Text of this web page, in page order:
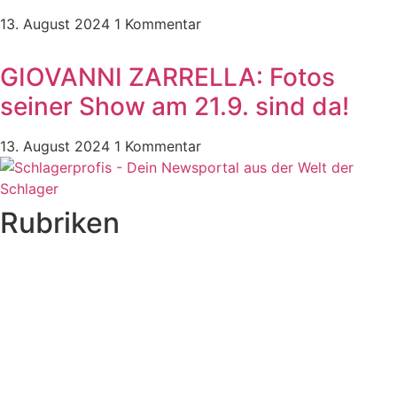
13. August 2024 1 Kommentar
GIOVANNI ZARRELLA: Fotos
seiner Show am 21.9. sind da!
13. August 2024 1 Kommentar
Rubriken